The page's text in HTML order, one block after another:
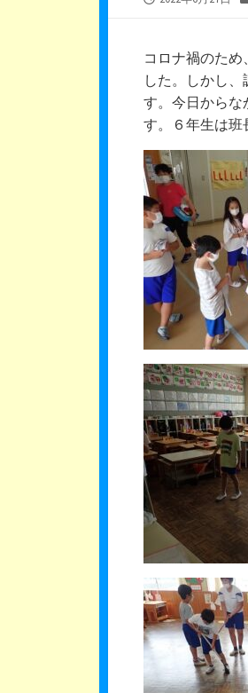
コロナ禍のた
した。しかし
す。今日からな
す。６年生は班